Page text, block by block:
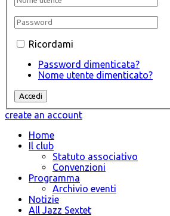
Ricordami
Password dimenticata?
Nome utente dimenticato?
create an account
Home
Il club
Statuto associativo
Convenzioni
Programma
Archivio eventi
Notizie
All Jazz Sextet